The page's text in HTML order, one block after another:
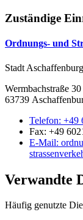
Zuständige
Ordnungs- und
Stadt Aschaffenburg
Wermbachstraße 30
63739
Telefon: +49
Fax: +49
E-Mail:
Verwandte
Häufig genutzte